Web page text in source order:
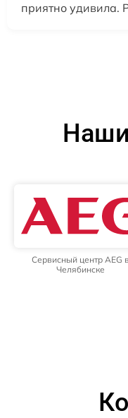
приятно удивила.
Сервисный центр AEG в
Челябинске